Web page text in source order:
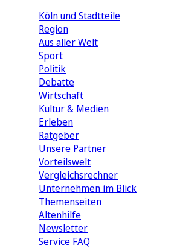
Köln und Stadtteile
Region
Aus aller Welt
Sport
Politik
Debatte
Wirtschaft
Kultur & Medien
Erleben
Ratgeber
Unsere Partner
Vorteilswelt
Vergleichsrechner
Unternehmen im Blick
Themenseiten
Altenhilfe
Newsletter
Service FAQ